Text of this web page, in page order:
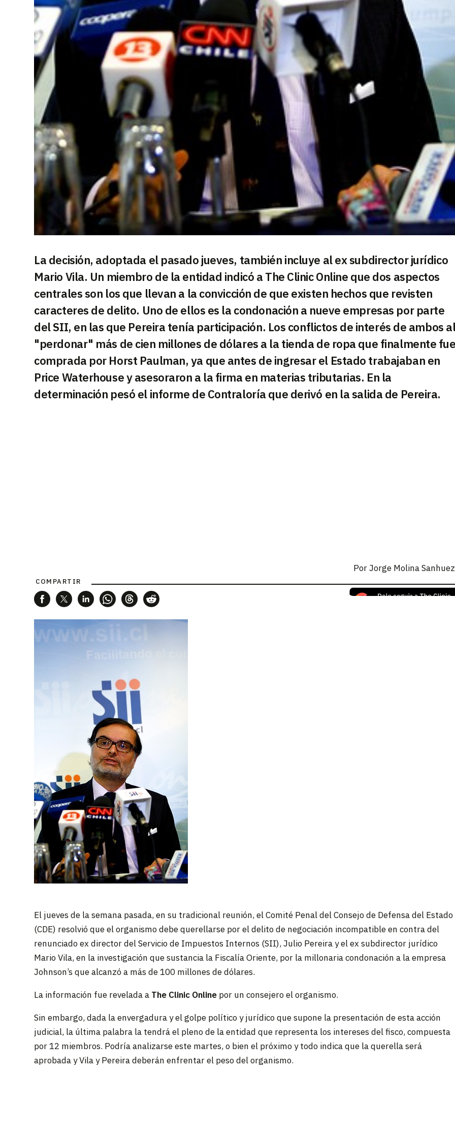
La decisión, adoptada el pasado jueves, también incluye al ex subdirector jurídico
Mario Vila. Un miembro de la entidad indicó a The Clinic Online que dos aspectos
centrales son los que llevan a la convicción de que existen hechos que revisten
caracteres de delito. Uno de ellos es la condonación a nueve empresas por parte
del SII, en las que Pereira tenía participación. Los conflictos de interés de ambos
"perdonar" más de cien millones de dólares a la tienda de ropa que finalmente
comprada por Horst Paulman, ya que antes de ingresar el Estado trabajaban en
Price Waterhouse y asesoraron a la firma en materias tributarias. En la
determinación pesó el informe de Contraloría que derivó en la salida de Pereira.
PorJorge Molina
COMPARTIR
El jueves de la semana pasada, en su tradicional reunión, el Comité Penal del Consejo de Defensa del Estado
(CDE) resolvió que el organismo debe querellarse por el delito de negociación incompatible en contra del
renunciado ex director del Servicio de Impuestos Internos (SII), Julio Pereira y el ex subdirector jurídico
Mario Vila, en la investigación que sustancia la Fiscalía Oriente, por la millonaria condonación a la empresa
Johnson’s que alcanzó a más de 100 millones de dólares.
La información fue revelada a The Clinic Online por un consejero el organismo.
Sin embargo, dada la envergadura y el golpe político y jurídico que supone la presentación de esta acción
judicial, la última palabra la tendrá el pleno de la entidad que representa los intereses del fisco, compuesta
por 12 miembros. Podría analizarse este martes, o bien el próximo y todo indica que la querella será
aprobada y Vila y Pereira deberán enfrentar el peso del organismo.